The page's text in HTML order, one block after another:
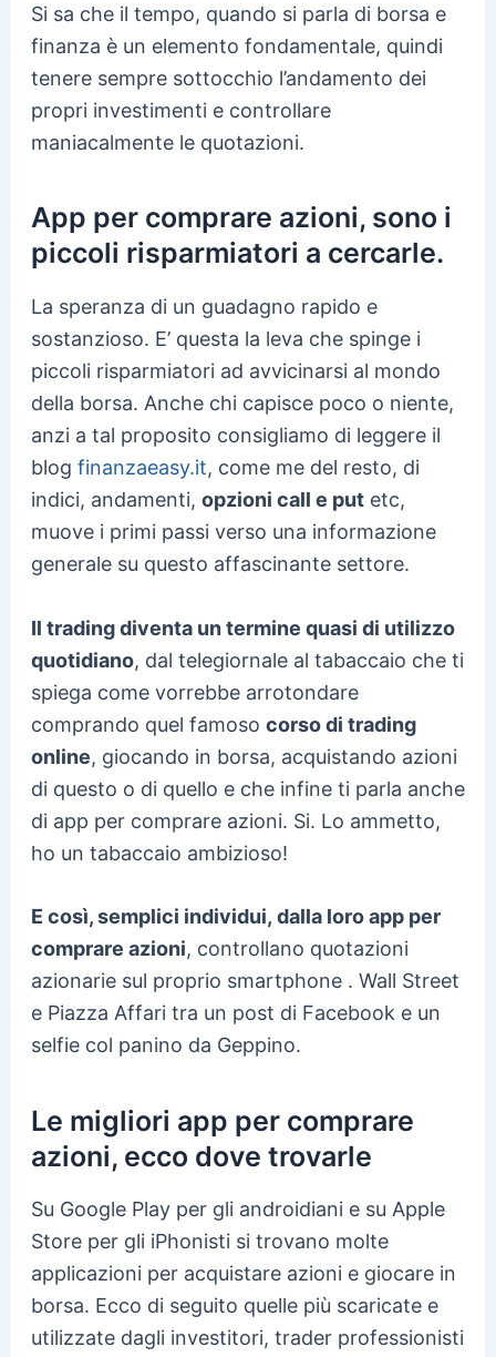
Si sa che il tempo, quando si parla di borsa e
finanza è un elemento fondamentale, quindi
tenere sempre sottocchio l’andamento dei
propri investimenti e controllare
maniacalmente le quotazioni.
App per comprare azioni, sono i
piccoli risparmiatori a cercarle.
La speranza di un guadagno rapido e
sostanzioso. E’ questa la leva che spinge i
piccoli risparmiatori ad avvicinarsi al mondo
della borsa. Anche chi capisce poco o niente,
anzi a tal proposito consigliamo di leggere il
blog finanzaeasy.it, come me del resto, di
indici, andamenti, opzioni call e putetc,
muove i primi passi verso una informazione
generale su questo affascinante settore.
Il trading diventa un termine quasi di utilizzo
quotidiano, dal telegiornale al tabaccaio che ti
spiega come vorrebbe arrotondare
comprando quel famoso corso di trading
online, giocando in borsa, acquistando azioni
di questo o di quello e che infine ti parla anche
di app per comprare azioni. Si. Lo ammetto,
ho un tabaccaio ambizioso!
E così, semplici individui, dalla loro app per
comprare azioni, controllano quotazioni
azionarie sul proprio smartphone . Wall Street
e Piazza Affari tra un post di Facebook e un
selfie col panino da Geppino.
Le migliori app per comprare
azioni, ecco dove trovarle
Su Google Play per gli androidiani e su Apple
Store per gli iPhonisti si trovano molte
applicazioni per acquistare azioni e giocare in
borsa. Ecco di seguito quelle più scaricate e
utilizzate dagli investitori, trader professionisti